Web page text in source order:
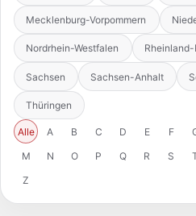
Mecklenburg-Vorpommern
Nordrhein-Westfalen
Sachsen Sachsen-Anhalt
Thüringen
Alle A B C D E F
M
N O P Q R S
Z